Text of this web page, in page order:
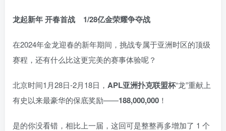
龙起新年 开春首战 1/28亿金荣耀争夺战
在2024年金龙迎春的新年期间，挑战专属于亚洲时区的顶级
赛程，还有什么比这更完美的赛事体验呢？
北京时间1月28日-2月18日， APL亚洲扑克联盟杯“龙”重献上
有史以来最豪华的保底奖励——188,000,000 ！
是的你没看错，相比上一届，这回可是整整再多增加了 1 个